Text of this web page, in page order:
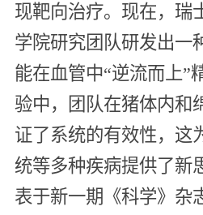
现靶向治疗。现在，瑞
学院研究团队研发出一
能在血管中“逆流而上”
验中，团队在猪体内和
证了系统的有效性，这
统等多种疾病提供了新
表于新一期《科学》杂